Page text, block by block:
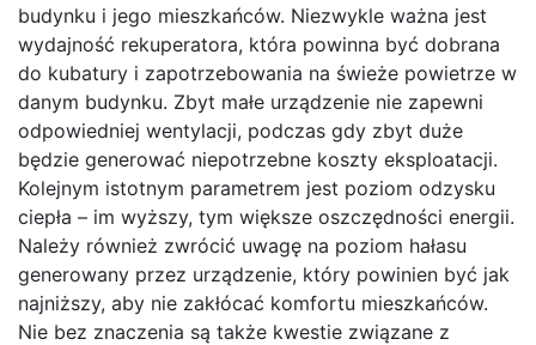
budynku i jego mieszkańców. Niezwykle ważna jest
wydajność rekuperatora, która powinna być dobrana
do kubatury i zapotrzebowania na świeże powietrze w
danym budynku. Zbyt małe urządzenie nie zapewni
odpowiedniej wentylacji, podczas gdy zbyt duże
będzie generować niepotrzebne koszty eksploatacji.
Kolejnym istotnym parametrem jest poziom odzysku
ciepła – im wyższy, tym większe oszczędności energii.
Należy również zwrócić uwagę na poziom hałasu
generowany przez urządzenie, który powinien być jak
najniższy, aby nie zakłócać komfortu mieszkańców.
Nie bez znaczenia są także kwestie związane z